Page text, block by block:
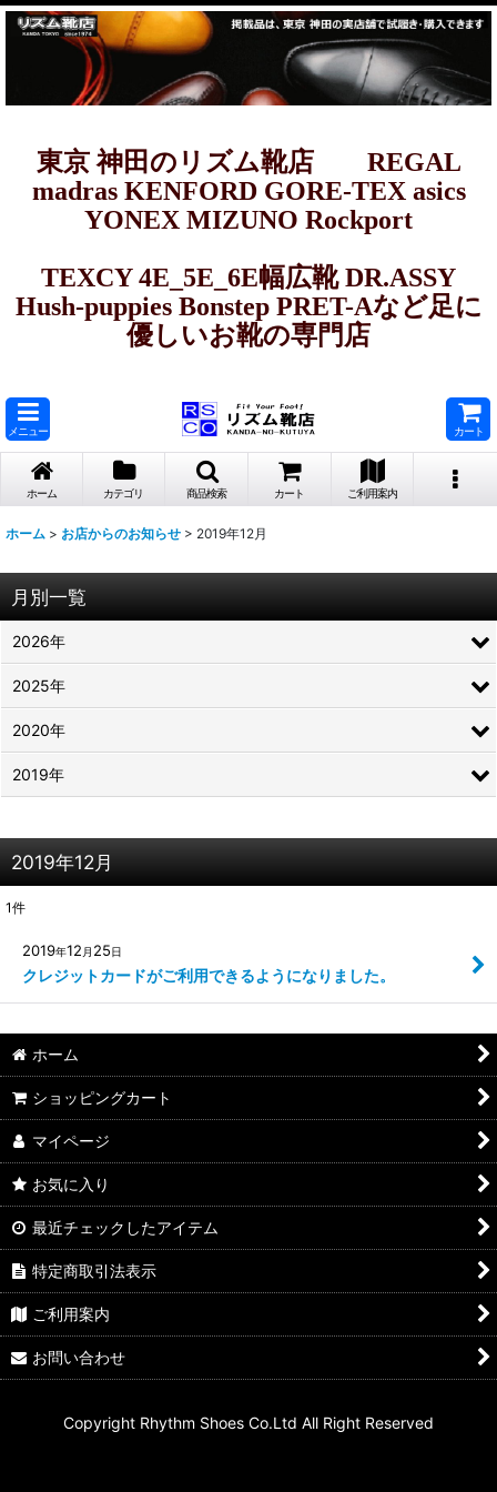
東京 神田のリズム靴店 REGAL
madras KENFORD GORE-TEX asics
YONEX MIZUNO Rockport
TEXCY 4E_5E_6E幅広靴 DR.ASSY
Hush-puppies Bonstep PRET-Aなど足に
優しいお靴の専門店
メニュー カート
ホーム カテゴリ 商品検索 カート ご利用案内
ホーム > お店からのお知らせ > 2019年12月
2019年12月
1件
2019年12 月 25日
クレジットカードがご利用できるようになりました。
月別一覧
2026年
2025年
2020年
2019年
ホーム
ショッピングカート
マイページ
お気に入り
最近チェックしたアイテム
特定商取引法表示
ご利用案内
お問い合わせ
Copyright Rhythm Shoes Co.Ltd All Right Reserved